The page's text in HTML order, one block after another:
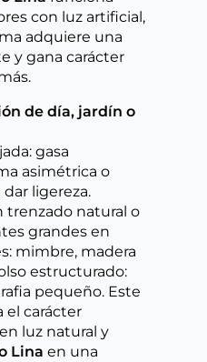
con luz artificial,
adquiere una
y gana carácter
de día, jardín o
gasa
asimétrica o
ligereza.
trenzado natural o
grandes en
mimbre, madera
estructurado:
pequeño. Este
el carácter
luz natural y
Lina en una